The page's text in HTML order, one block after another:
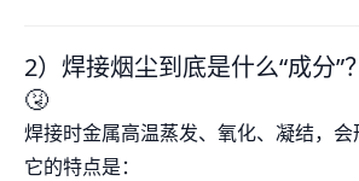
2）焊接烟尘到底是什么“成分”
🤧
焊接时金属高温蒸发、氧化、凝结，会
它的特点是：